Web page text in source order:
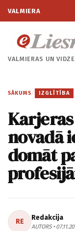
VALMIERA
VALMIERAS UN
SĀKUMS / IZGLĪTĪBA
novadā
domāt
RE Redakcija
AUTORS •